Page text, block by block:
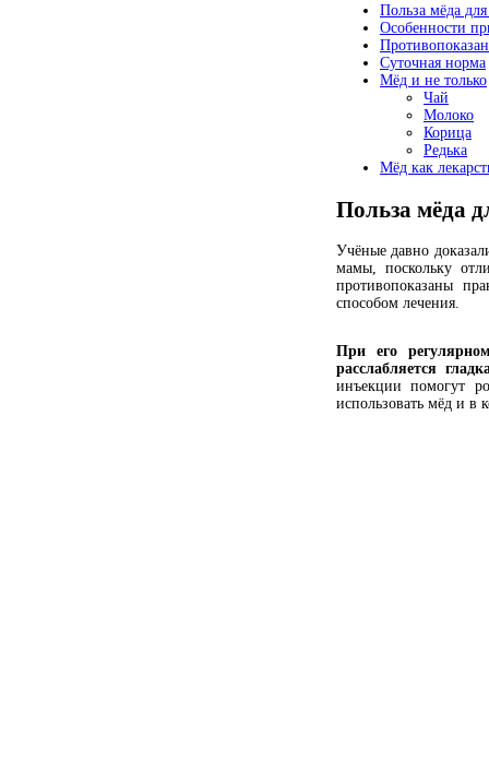
Польза мёда
Особенности
Суточная норма
Мёд и не только
Чай
Молоко
Корица
Редька
Мёд как
Польза мёда
Учёные давно
мамы, поскольку
противопоказаны
способом лечения.
При его
расслабляется
инъекции помогут
использовать мёд и в